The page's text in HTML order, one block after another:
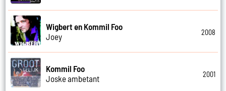
Wigbert en Kommil Foo
Joey
2008
Kommil Foo
Joske ambetant
2001